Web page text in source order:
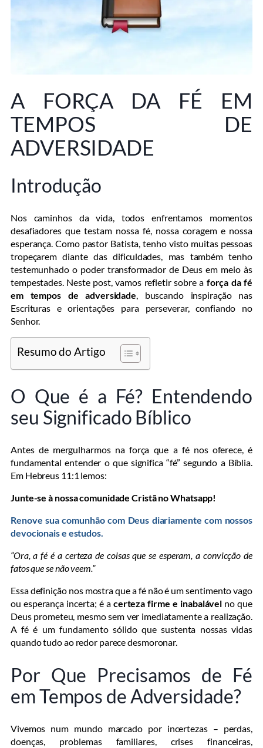
A FORÇA DA FÉ EM
TEMPOS DE
ADVERSIDADE
Introdução
Nos caminhos da vida, todos enfrentamos momentos
desafiadores que testam nossa fé, nossa coragem e nossa
esperança. Como pastor Batista, tenho visto muitas pessoas
tropeçarem diante das dificuldades, mas também tenho
testemunhado o poder transformador de Deus em meio às
tempestades. Neste post, vamos refletir sobre a força da fé
em tempos de adversidade, buscando inspiração nas
Escrituras e orientações para perseverar, confiando no
Senhor.
Resumo do Artigo
O Que é a Fé? Entendendo
seu Significado Bíblico
Antes de mergulharmos na força que a fé nos oferece, é
fundamental entender o que significa “fé” segundo a Bíblia.
Em Hebreus 11:1 lemos:
Junte-se à nossa comunidade Cristã no Whatsapp!
Renove sua comunhão com Deus diariamente com nossos
devocionais e estudos.
“Ora, a fé é a certeza de coisas que se esperam, a convicção de
fatos que se não veem.”
Essa definição nos mostra que a fé não é um sentimento vago
ou esperança incerta; é a certeza firme e inabalável no que
Deus prometeu, mesmo sem ver imediatamente a realização.
A fé é um fundamento sólido que sustenta nossas vidas
quando tudo ao redor parece desmoronar.
Por Que Precisamos de Fé
em Tempos de Adversidade?
Vivemos num mundo marcado por incertezas – perdas,
doenças, problemas familiares, crises financeiras,